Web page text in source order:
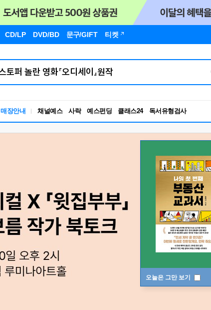
CD/LP DVD/BD 문구/GIFT 티켓
매장안내 채널예스 사락 예스펀딩 클래스24
RBTI Lab
오늘은 그만 보기